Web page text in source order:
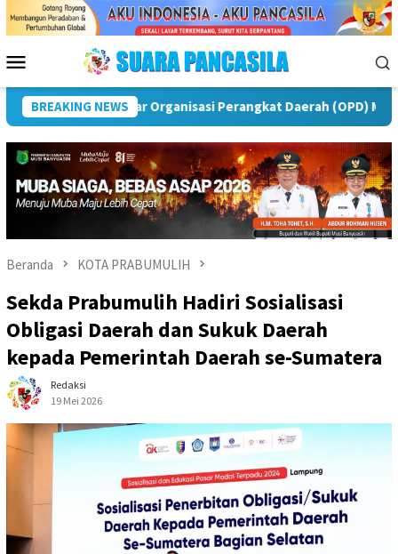
Menu
Mobile
BREAKING NEWS
IPeKB Ke-19, Plt Bupati Rejang Lebong: Penyuluh KB
Beranda KOTA PRABUMULIH
Sekda Prabumulih Hadiri Sosialisasi
Obligasi Daerah dan Sukuk Daerah
kepada Pemerintah Daerah se-Sumatera
Redaksi
19 Mei 2026